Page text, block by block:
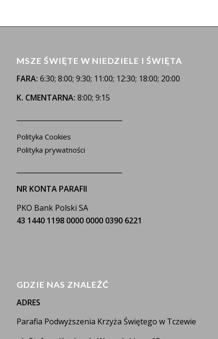
MSZE ŚWIĘTE W NIEDZIELE I ŚWIĘTA
FARA: 6:30; 8:00; 9:30; 11:00; 12:30; 18:00; 20:00
K. CMENTARNA: 8:00; 9:15
Polityka Cookies
Polityka prywatności
NR KONTA PARAFII
PKO Bank Polski SA
43 1440 1198 0000 0000 0390 6221
GDZIE NAS ZNALEŹĆ
ADRES
Parafia Podwyższenia Krzyża Świętego w Tczewie